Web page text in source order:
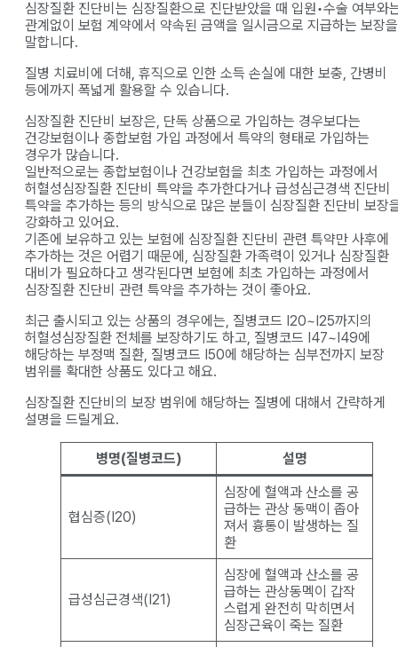
심장질환 진단비는 심장질환으로 진단받았을 때 입원•수술 여부와
관계없이 보험 계약에서 약속된 금액을 일시금으로 지급하는 보장을
말합니다.
질병 치료비에 더해, 휴직으로 인한 소득 손실에 대한 보충, 간병비
등에까지 폭넓게 활용할 수 있습니다.
심장질환 진단비 보장은, 단독 상품으로 가입하는 경우보다는
건강보험이나 종합보험 가입 과정에서 특약의 형태로 가입하는
경우가 많습니다.
일반적으로는 종합보험이나 건강보험을 최초 가입하는 과정에서
허혈성심장질환 진단비 특약을 추가한다거나 급성심근경색 진단비
특약을 추가하는 등의 방식으로 많은 분들이 심장질환 진단비 보장
강화하고 있어요.
기존에 보유하고 있는 보험에 심장질환 진단비 관련 특약만 사후에
추가하는 것은 어렵기 때문에, 심장질환 가족력이 있거나 심장질환
대비가 필요하다고 생각된다면 보험에 최초 가입하는 과정에서
심장질환 진단비 관련 특약을 추가하는 것이 좋아요.
최근 출시되고 있는 상품의 경우에는, 질병코드 I20~I25까지의
허혈성심장질환 전체를 보장하기도 하고, 질병코드 I47~I49에
해당하는 부정맥 질환, 질병코드 I50에 해당하는 심부전까지 보장
범위를 확대한 상품도 있다고 해요.
심장질환 진단비의 보장 범위에 해당하는 질병에 대해서 간략하게
설명을 드릴게요.
병명(질병코드) 설명
협심증(I20)
심장에 혈액과 산소를 공
급하는 관상 동맥이 좁아
져서 흉통이 발생하는 질
환
급성심근경색(I21)
심장에 혈액과 산소를 공
급하는 관상동멕이 갑작
스럽게 완전히 막히면서
심장근육이 죽는 질환